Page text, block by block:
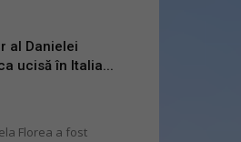
al Danielei
ucisă în Italia...
Florea a fost